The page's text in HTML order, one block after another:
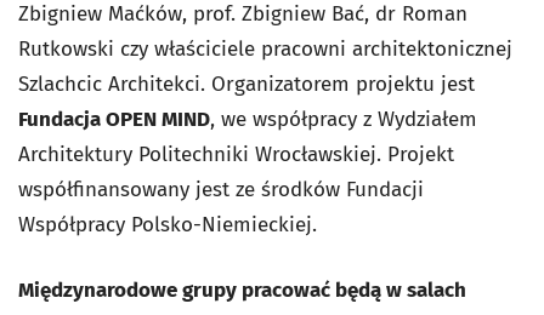
Zbigniew Maćków, prof. Zbigniew Bać, dr Roman
Rutkowski czy właściciele pracowni architektonicznej
Szlachcic Architekci. Organizatorem projektu jest
Fundacja OPEN MIND, we współpracy z Wydziałem
Architektury Politechniki Wrocławskiej. Projekt
współfinansowany jest ze środków Fundacji
Współpracy Polsko-Niemieckiej.
Międzynarodowe grupy pracować będą w salach